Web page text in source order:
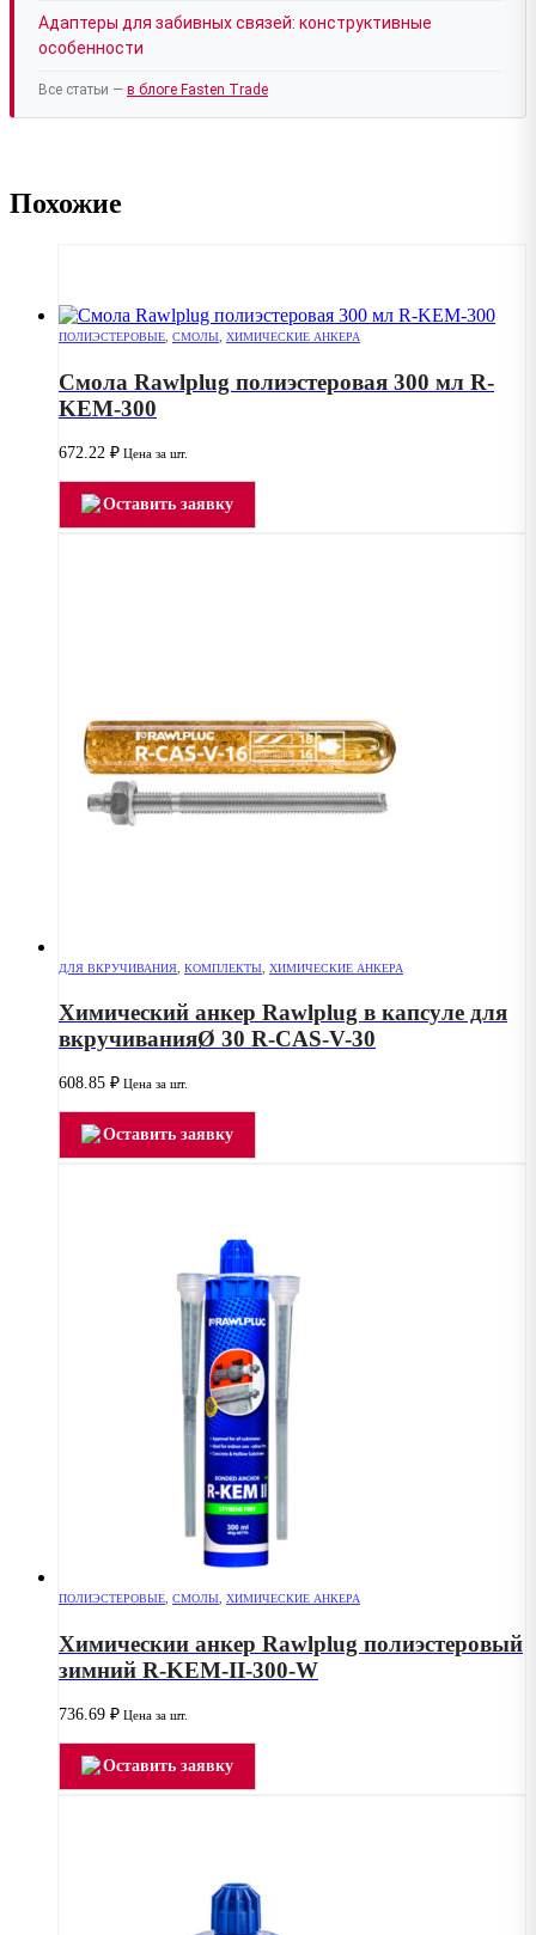
Адаптеры для забивных связей: конструктивные
особенности
Все статьи — в блоге Fasten Trade
Похожие
ПОЛИЭСТЕРОВЫЕ, СМОЛЫ, ХИМИЧЕСКИЕ АНКЕРА
Смола Rawlplug полиэстеровая 300 мл R-
KEM-300
672.22 ₽ Цена за шт.
Оставить заявку
ДЛЯ ВКРУЧИВАНИЯ КОМПЛЕКТЫ ХИМИЧЕСКИЕ АНКЕРА
Химический анкер Rawlplug в капсуле для
вкручиванияØ 30 R-CAS-V-30
608.85 ₽ Цена за шт.
Оставить заявку
ПОЛИЭСТЕРОВЫЕ, СМОЛЫ, ХИМИЧЕСКИЕ АНКЕРА
Химическии анкер Rawlplug полиэстеровый
зимний R-KEM-II-300-W
736.69 ₽ Цена за шт.
Оставить заявку